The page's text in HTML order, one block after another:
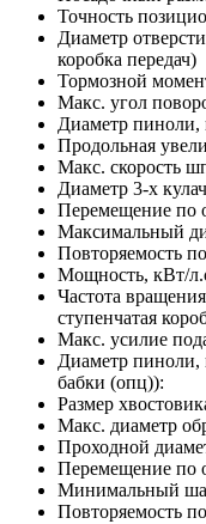
Точность
Диаметр
коробка передач)
Тормозной
Макс. угол
Диаметр пиноли,
Продольная
Макс. скорость
Диаметр 3-х
Перемещение по
Максимальный
Повторяемость
Мощность, кВт/
Частота
ступенчатая
Макс. усилие
Диаметр пиноли,
бабки (опц)):
Размер
Макс. диаметр
Проходной
Перемещение по
Минимальный
Повторяемость